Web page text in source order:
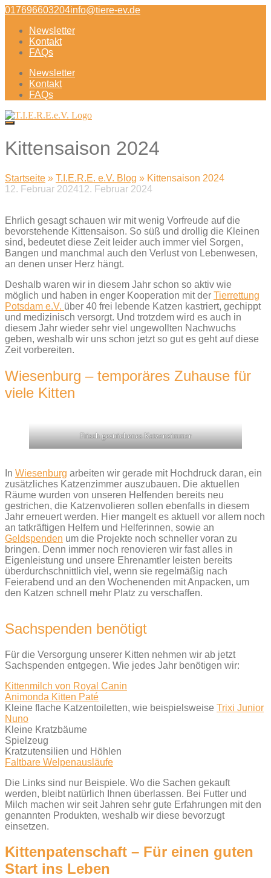
Direkt
Inhalt
017696603204info@tiere-ev.de
Newsletter
Kontakt
FAQs
Newsletter
Kontakt
FAQs
Kittensaison 2024
Startseite » T.I.E.R.E. e.V. Blog » Kittensaison 2024
12. Februar 202412. Februar 2024
Ehrlich gesagt schauen wir mit wenig Vorfreude auf die
bevorstehende Kittensaison. So süß und drollig die Kleinen
sind, bedeutet diese Zeit leider auch immer viel Sorgen,
Bangen und manchmal auch den Verlust von Lebenwesen,
an denen unser Herz hängt.
Deshalb waren wir in diesem Jahr schon so aktiv wie
möglich und haben in enger Kooperation mit der Tierrettung
Potsdam e.V. über 40 frei lebende Katzen kastriert, gechippt
und medizinisch versorgt. Und trotzdem wird es auch in
diesem Jahr wieder sehr viel ungewollten Nachwuchs
geben, weshalb wir uns schon jetzt so gut es geht auf diese
Zeit vorbereiten.
Wiesenburg – temporäres Zuhause für
viele Kitten
Frisch gestrichenes Katzenzimmer
In Wiesenburg arbeiten wir gerade mit Hochdruck daran, ein
zusätzliches Katzenzimmer auszubauen. Die aktuellen
Räume wurden von unseren Helfenden bereits neu
gestrichen, die Katzenvolieren sollen ebenfalls in diesem
Jahr erneuert werden. Hier mangelt es aktuell vor allem noch
an tatkräftigen Helfern und Helferinnen, sowie an
Geldspenden um die Projekte noch schneller voran zu
bringen. Denn immer noch renovieren wir fast alles in
Eigenleistung und unsere Ehrenamtler leisten bereits
überdurchschnittlich viel, wenn sie regelmäßig nach
Feierabend und an den Wochenenden mit Anpacken, um
den Katzen schnell mehr Platz zu verschaffen.
Sachspenden benötigt
Für die Versorgung unserer Kitten nehmen wir ab jetzt
Sachspenden entgegen. Wie jedes Jahr benötigen wir:
Kittenmilch von Royal Canin
Animonda Kitten Paté
Kleine flache Katzentoiletten, wie beispielsweise Trixi Junior
Nuno
Kleine Kratzbäume
Spielzeug
Kratzutensilien und Höhlen
Faltbare Welpenausläufe
Die Links sind nur Beispiele. Wo die Sachen gekauft
werden, bleibt natürlich Ihnen überlassen. Bei Futter und
Milch machen wir seit Jahren sehr gute Erfahrungen mit den
genannten Produkten, weshalb wir diese bevorzugt
einsetzen.
Kittenpatenschaft – Für einen guten
Start ins Leben